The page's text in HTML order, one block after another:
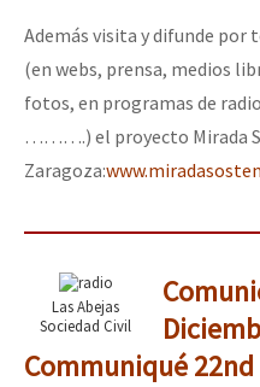
Además visita y difunde por
(en webs, prensa, medios
fotos, en programas de
……….) el proyecto Mirada
Zaragoza:
Las Abejas
Sociedad Civil
Communiqué